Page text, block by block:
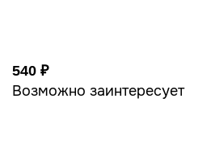
540 ₽
Возможно заинтересует